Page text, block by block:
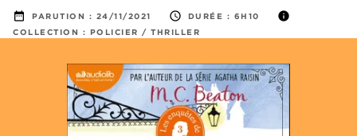
date_range PARUTION : 24/11/2021 access_time DURÉE : 6H10 info
COLLECTION : POLICIER / THRILLER